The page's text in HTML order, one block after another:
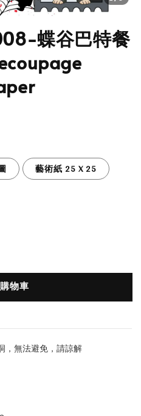
蝶谷巴特餐
藝術紙 25 X 25
物車
，無法避免，請諒解